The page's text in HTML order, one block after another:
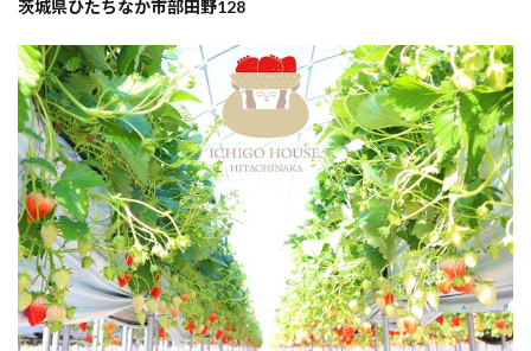
茨城県ひたちなか市部田野128